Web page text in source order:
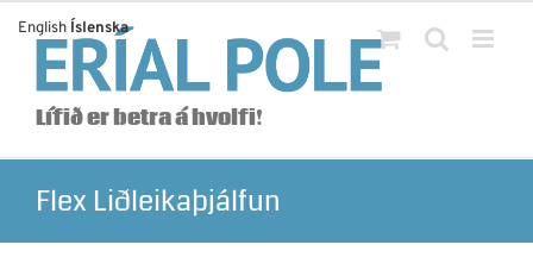
content
Lífið er betra á hvolfi!
Flex Liðleikaþjálfun
English Íslenska